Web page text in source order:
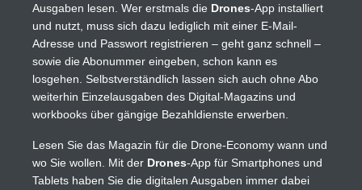
Ausgaben lesen. Wer erstmals die Drones-App installiert
und nutzt, muss sich dazu lediglich mit einer E-Mail-
Adresse und Passwort registrieren – geht ganz schnell –
sowie die Abonummer eingeben, schon kann es
losgehen. Selbstverständlich lassen sich auch ohne Abo
weiterhin Einzelausgaben des Digital-Magazins und
workbooks über gängige Bezahldienste erwerben.
Lesen Sie das Magazin für die Drone-Economy wann und
wo Sie wollen. Mit der Drones-App für Smartphones und
Tablets haben Sie die digitalen Ausgaben immer dabei